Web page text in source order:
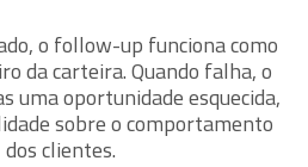
o follow-up funciona como
da carteira. Quando falha, o
uma oportunidade esquecida,
sobre o comportamento
clientes.